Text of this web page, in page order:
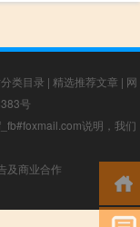
类目录 | 精选推荐文章 | 网
号
说明，我们
及商业合作